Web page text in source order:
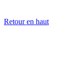
Retour en haut